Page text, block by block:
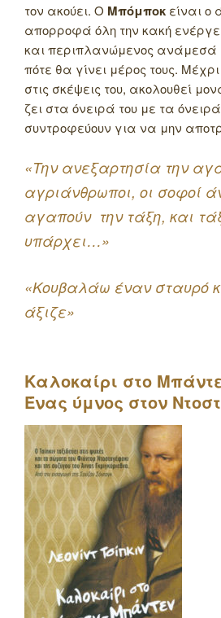
τον ακούει. Ο Μπόμποκ είναι ο
απορροφά όλη την κακή
και περιπλανώμενος ανάμεσά
πότε θα γίνει μέρος τους.
στις σκέψεις του, ακολουθεί
ζει στα όνειρά του με τα
συντροφεύουν για να μην
«Την ανεξαρτησία την
αγριάνθρωποι, οι σοφοί
αγαπούν την τάξη, και
υπάρχει…»
«Κουβαλάω έναν σταυρό
άξιζε»
Καλοκαίρι στο
Ένας ύμνος στον